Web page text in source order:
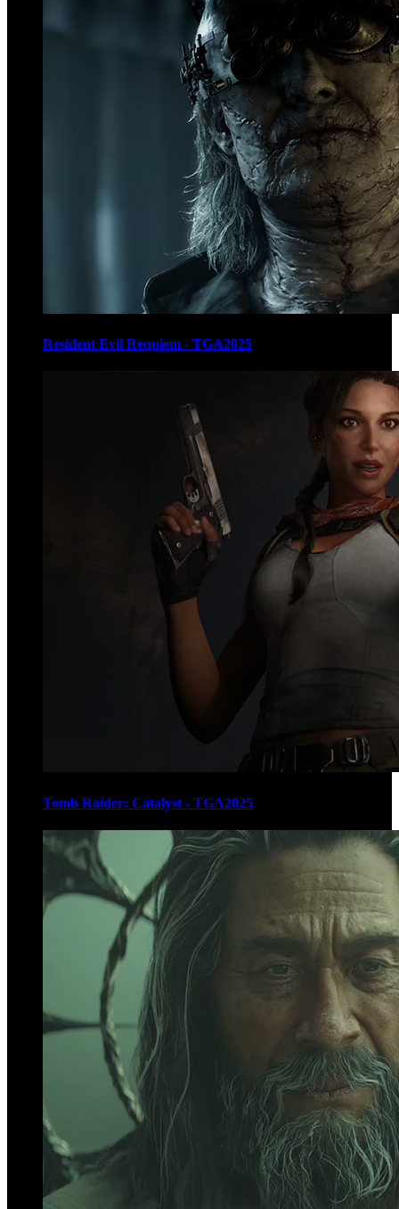
Resident Evil Requiem - TGA2025
Tomb Raider: Catalyst - TGA2025